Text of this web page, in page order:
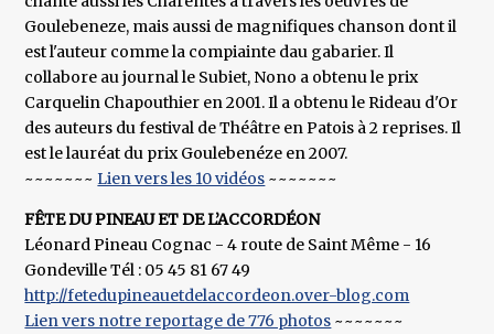
Goulebeneze, mais aussi de magnifiques chanson dont il
est l'auteur comme la compiainte dau gabarier. Il
collabore au journal le Subiet, Nono a obtenu le prix
Carquelin Chapouthier en 2001. Il a obtenu le Rideau d'Or
des auteurs du festival de Théâtre en Patois à 2 reprises. Il
est le lauréat du prix Goulebenéze en 2007.
~~~~~~~Lien vers les 10 vidéos ~~~~~~~
FÊTE DU PINEAU ET DE L’ACCORDÉON
Léonard Pineau Cognac - 4 route de Saint Même - 16
Gondeville Tél : 05 45 81 67 49
http://fetedupineauetdelaccordeon.over-blog.com
Lien vers notre reportage de 776 photos ~~~~~~~